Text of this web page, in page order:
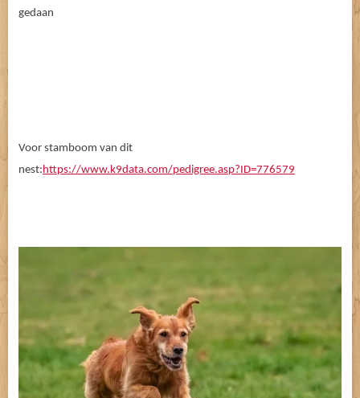
gedaan
Voor stamboom van dit
nest:https://www.k9data.com/pedigree.asp?ID=776579